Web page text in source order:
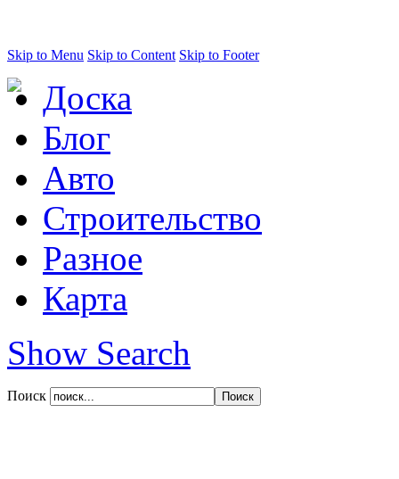
Skip to Menu Skip to Content Skip to Footer
Доска
Блог
Авто
Строительство
Разное
Карта
Show Search
Поиск